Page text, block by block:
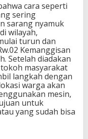
cara seperti
sering
sarang nyamuk
wilayah,
turun dan
Kemanggisan
Setelah diadakan
masyarakat
langkah dengan
warga akan
mesin,
untuk
yang sudah bisa